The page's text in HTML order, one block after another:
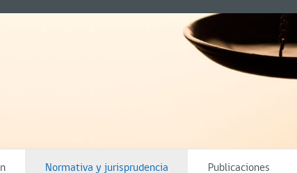
Normativa y jurisprudencia Publicaciones